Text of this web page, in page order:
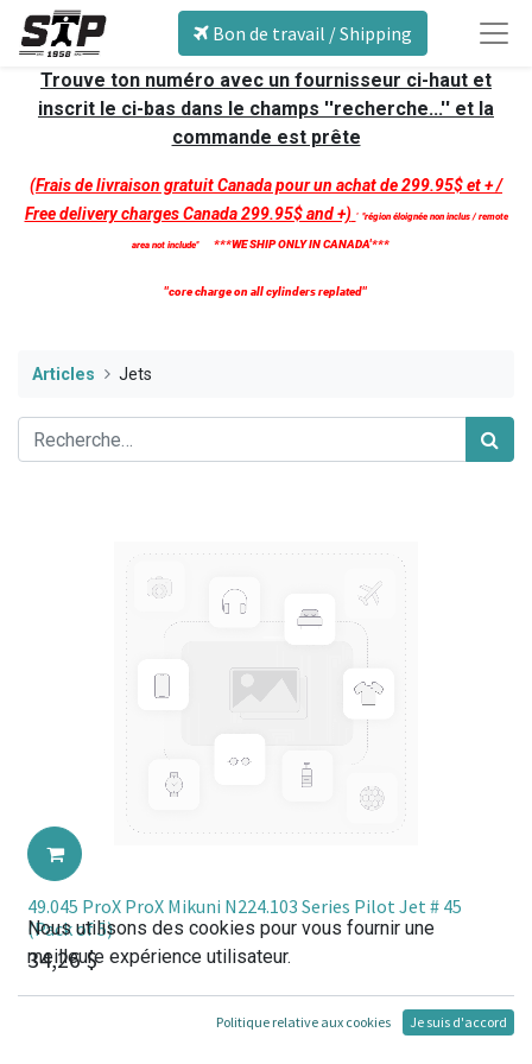
Bon de travail / Shipping
Trouve ton numéro avec un fournisseur ci-haut et
inscrit le ci-bas dans le champs ''recherche...'' et la
commande est prête
(Frais de livraison gratuit Canada pour un achat de 299.95$ et + /
Free delivery charges Canada 299.95$ and +) ' ''région éloignée non inclus / remote
area not include'' ***WE SHIP ONLY IN CANADA'***
''core charge on all cylinders replated''
Articles Jets
49.045 ProX ProX Mikuni N224.103 Series Pilot Jet # 45
(Pack of 5)
34,26$
Nous utilisons des cookies pour vous fournir une
meilleure expérience utilisateur.
Politique relative aux cookies Je suis d'accord